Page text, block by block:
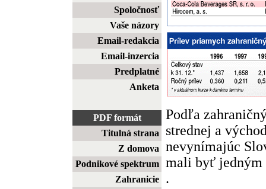
Spoločnosť
Vaše názory
Email-redakcia
Email-inzercia
Predplatné
Anketa
PDF formát
Titulná strana
Z domova
Podnikové spektrum
Zahranicie
Podľa
strednej a
nevynímajúc
mali byť jedným
.